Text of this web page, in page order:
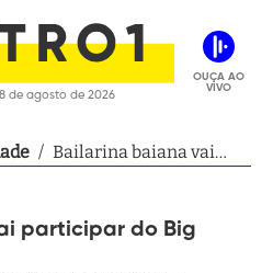
de agosto de 2026
OUÇA AO
VIVO
/ Bailarina baiana vai
participar do Big